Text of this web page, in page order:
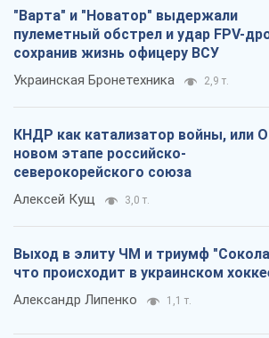
"Варта" и "Новатор" выдержали
пулеметный обстрел и удар FPV-
сохранив жизнь офицеру ВСУ
Украинская Бронетехника 2,9 т.
КНДР как катализатор войны, или О
новом этапе российско-
северокорейского союза
Алексей Кущ 3,0 т.
Выход в элиту ЧМ и триумф
что происходит в украинском
Александр Липенко 1,1 т.